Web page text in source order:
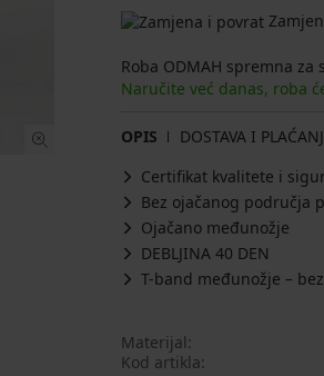
Roba ODMAH spremna za
Naručite već danas, roba
OPIS DOSTAVA I
Certifikat kvalitete i
Bez ojačanog područja
Ojačano međunožje
DEBLJINA 40 DEN
T-band međunožje –
Materijal
Kod artikla